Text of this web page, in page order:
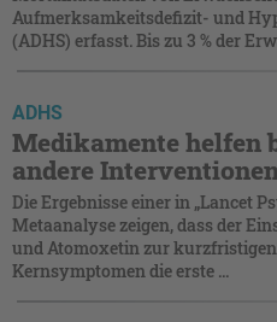
Aufmerksamkeitsdefizit- und
(ADHS) erfasst. Bis zu 3 % der
ADHS
Medikamente helfen
andere
Die Ergebnisse einer in „Lancet
Metaanalyse zeigen, dass der
und Atomoxetin zur
Kernsymptomen die erste ...